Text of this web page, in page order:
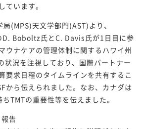
ています。
(MPS)天文学部門(AST)より、
Boboltz氏とC. Davis氏が1日目に参
ウナケアの管理体制に関するハワイ州
状況を注視しており、国際パートナー
要求日程のタイムラインを共有するこ
から伝えられました。なお、カナダは
TMTの重要性等を伝えました。
告